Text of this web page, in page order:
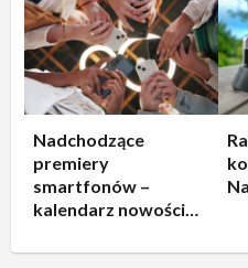
Nadchodzące
premiery
smartfonów –
kalendarz nowości